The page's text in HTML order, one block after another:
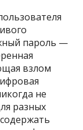
пароль —
взлом
не
разных